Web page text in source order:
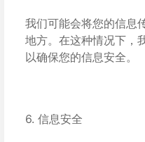
我们可能会将您的信息
地方。在这种情况下，
以确保您的信息安全。
6. 信息安全